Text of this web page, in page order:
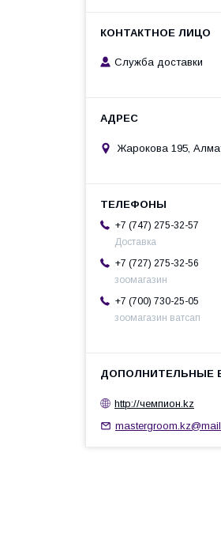
Служба доставки
Жарокова 195,
+7 (747) 275-32-57
Доставка
+7 (727) 275-32-56
зоомагазин
+7 (700) 730-25-05
зоомагазин ватсап
http://чемпион.kz